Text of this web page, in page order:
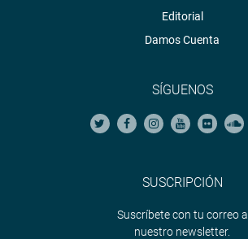
Editorial
Damos Cuenta
SÍGUENOS
SUSCRIPCIÓN
Suscríbete con tu correo a
nuestro newsletter.